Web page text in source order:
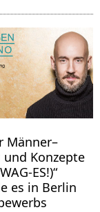
Männer–
Konzepte
ES!)“
es in Berlin